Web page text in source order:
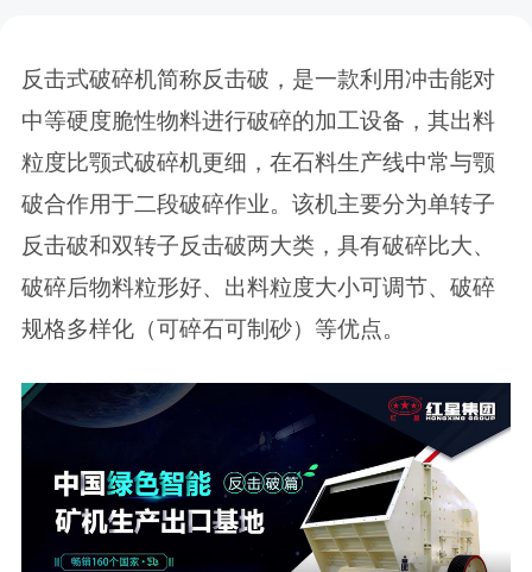
反击式破碎机简称反击破，是一款利用冲击能对
中等硬度脆性物料进行破碎的加工设备，其出料
粒度比颚式破碎机更细，在石料生产线中常与颚
破合作用于二段破碎作业。该机主要分为单转子
反击破和双转子反击破两大类，具有破碎比大、
破碎后物料粒形好、出料粒度大小可调节、破碎
规格多样化（可碎石可制砂）等优点。